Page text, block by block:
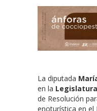
La diputada
en la
de Resolución
enoturística en el